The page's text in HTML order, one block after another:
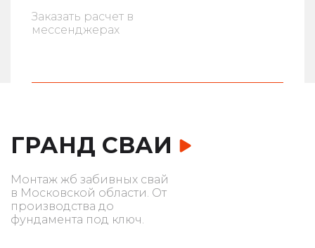
Заказать расчет в
мессенджерах
ГРАНД СВАИ
Монтаж жб забивных свай
в Московской области. От
производства до
фундамента под ключ.